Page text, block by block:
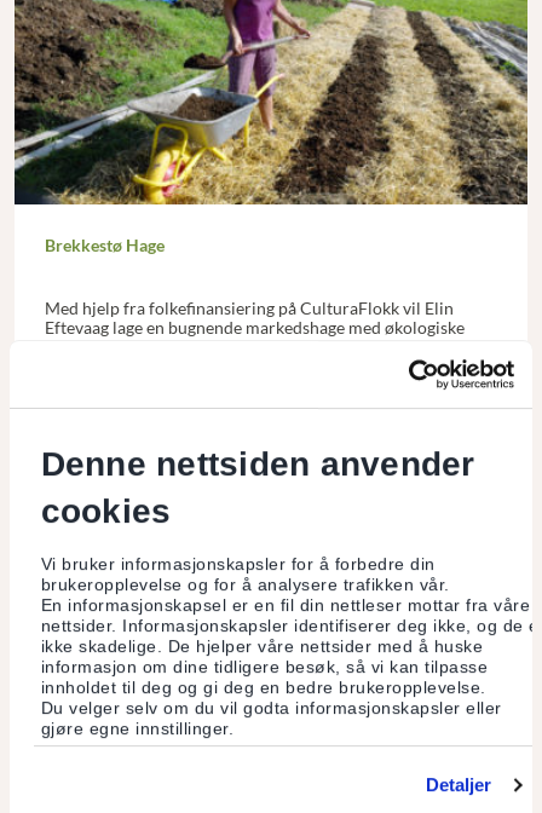
Denne nettsiden anvender
cookies
Vi bruker informasjonskapsler for å forbedre din
brukeropplevelse og for å analysere trafikken vår.
En informasjonskapsel er en fil din nettleser mottar fra våre
nettsider. Informasjonskapsler identifiserer deg ikke, og de
ikke skadelige. De hjelper våre nettsider med å huske
informasjon om dine tidligere besøk, så vi kan tilpasse
innholdet til deg og gi deg en bedre brukeropplevelse.
Du velger selv om du vil godta informasjonskapsler eller
gjøre egne innstillinger.
Detaljer
Brekkestø Hage
Med hjelp fra folkefinansiering på CulturaFlokk vil Elin
Eftevaag lage en bugnende markedshage med økologiske
Les mer